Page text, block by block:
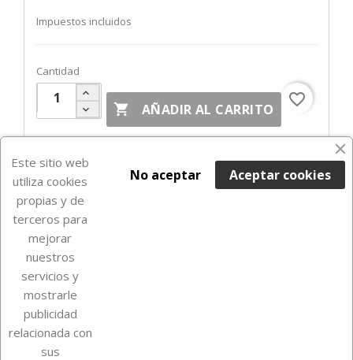
Impuestos incluidos
Cantidad
 AÑADIR AL CARRITO
favorite_border

Este sitio web
utiliza cookies
propias y de
terceros para
mejorar
nuestros
servicios y
mostrarle
publicidad
relacionada con
sus
Aceptar cookies
No aceptar